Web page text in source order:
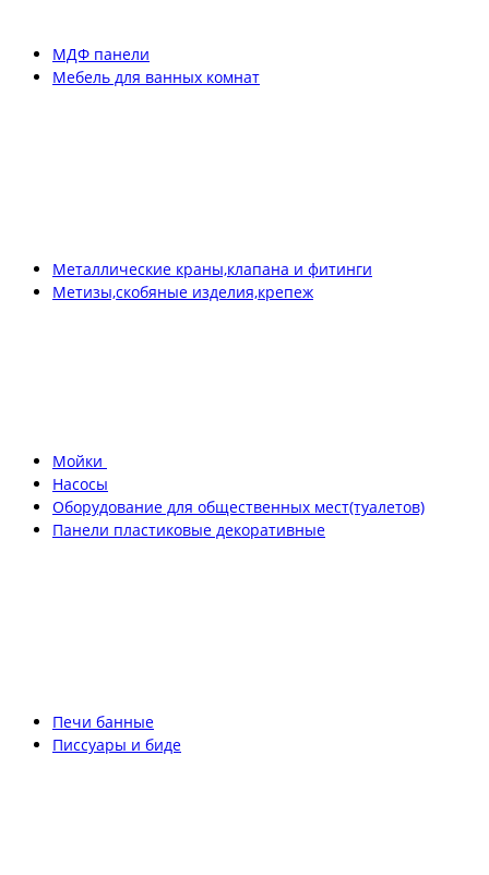
МДФ панели
Мебель для ванных комнат
Металлические краны,клапана и фитинги
Метизы,скобяные изделия,крепеж
Мойки
Насосы
Оборудование для общественных мест(туалетов)
Панели пластиковые декоративные
Печи банные
Писсуары и биде